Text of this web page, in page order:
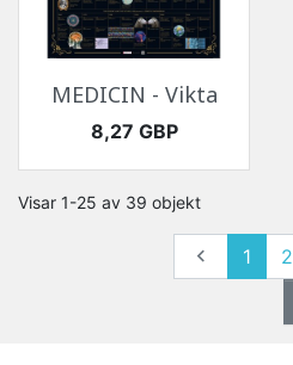
MEDICIN - Vikta
Pris
8,27 GBP
Visar 1-25 av 39 objekt
Föregående
 1 2